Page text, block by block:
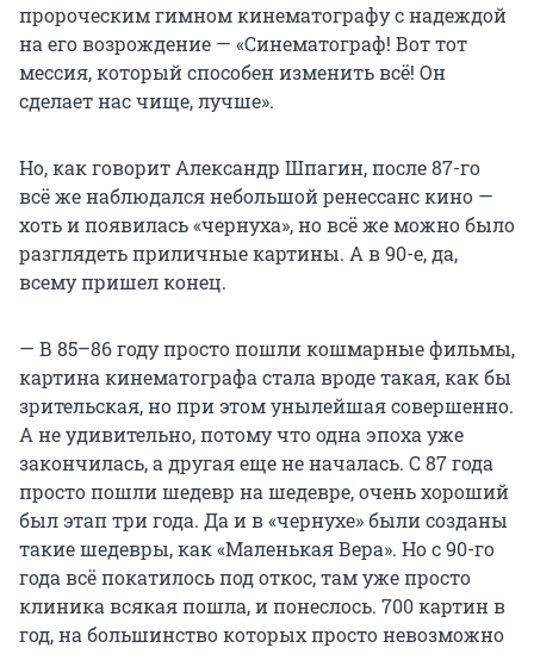
пророческим гимном кинематографу с надеждой
на его возрождение — «Синематограф! Вот тот
мессия, который способен изменить всё! Он
сделает нас чище, лучше».
Но, как говорит Александр Шпагин, после 87-го
всё же наблюдался небольшой ренессанс кино —
хоть и появилась «чернуха», но всё же можно было
разглядеть приличные картины. А в 90-е, да,
всему пришел конец.
— В 85–86 году просто пошли кошмарные фильмы,
картина кинематографа стала вроде такая, как бы
зрительская, но при этом унылейшая совершенно.
А не удивительно, потому что одна эпоха уже
закончилась, а другая еще не началась. С 87 года
просто пошли шедевр на шедевре, очень хороший
был этап три года. Да и в «чернухе» были созданы
такие шедевры, как «Маленькая Вера». Но с 90-го
года всё покатилось под откос, там уже просто
клиника всякая пошла, и понеслось. 700 картин в
год, на большинство которых просто невозможно